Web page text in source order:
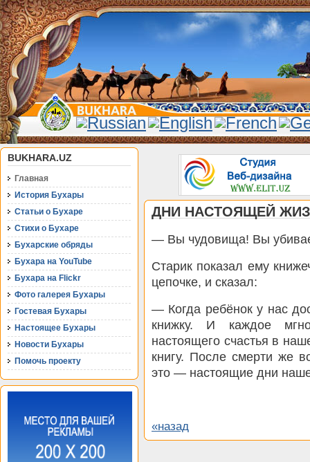
BUKHARA.UZ
Главная
История Бухары
Статьи о Бухаре
Стихи о Бухаре
Бухарские обряды
Бухара на YouTube
Бухара на Flickr
Фото галерея Бухары
Гостевая Бухары
Настоящее Бухары
Новости Бухары
Помочь проекту
ДНИ НАСТОЯЩЕЙ
— Вы чудовища! Вы
Старик показал ему
цепочке, и сказал:
— Когда ребёнок у нас
книжку. И каждое
настоящего счастья в
книгу. После смерти же
это — настоящие дни
«назад